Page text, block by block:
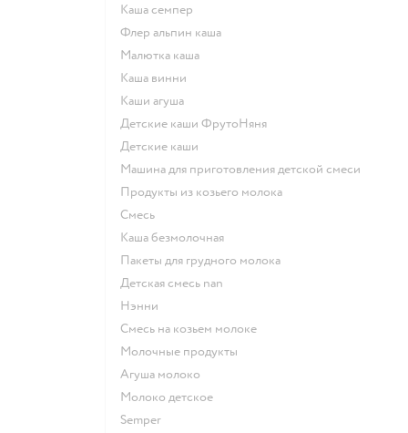
каша семпер
флер альпин каша
малютка каша
каша винни
каши агуша
Детские каши ФрутоНяня
детские каши
машина для приготовления детской смеси
продукты из козьего молока
смесь
каша безмолочная
пакеты для грудного молока
детская смесь nan
нэнни
смесь на козьем молоке
молочные продукты
агуша молоко
молоко детское
semper